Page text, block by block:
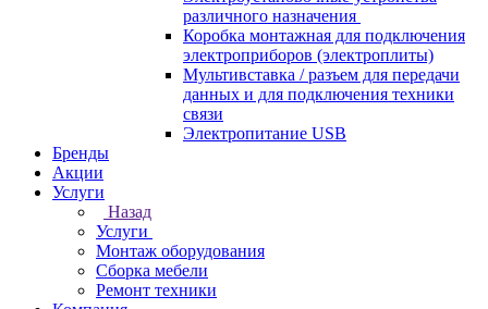
различного назначения
Коробка монтажная для подключения
электроприборов (электроплиты)
Мультивставка / разъем для передачи
данных и для подключения техники
связи
Электропитание USB
Бренды
Акции
Услуги
Назад
Услуги
Монтаж оборудования
Сборка мебели
Ремонт техники